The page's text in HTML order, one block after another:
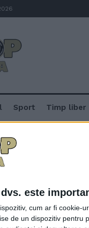
este
cum ar fi cookie-
de un dispozitiv pentru
Sport Timp liber
Ion
opinie cu